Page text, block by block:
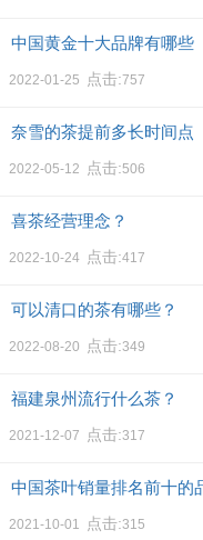
中国黄金十大品牌有哪些
2022-01-25 点击:757
奈雪的茶提前多长时间点
2022-05-12 点击:506
喜茶经营理念？
2022-10-24 点击:417
可以清口的茶有哪些？
2022-08-20 点击:349
福建泉州流行什么茶？
2021-12-07 点击:317
中国茶叶销量排名前十的
2021-10-01 点击:315